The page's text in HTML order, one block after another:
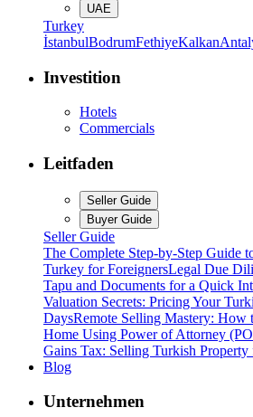
UAE
Turkey
İstanbulBodrumFethiyeKalkan
Investition
Hotels
Commercials
Leitfaden
Seller Guide
Buyer Guide
Seller Guide
The Complete Step-by-Step Guide
Turkey for ForeignersLegal Due
Tapu and Documents for a Quick
Valuation Secrets: Pricing Your
DaysRemote Selling Mastery: How
Home Using Power of Attorney
Gains Tax: Selling Turkish
Blog
Unternehmen